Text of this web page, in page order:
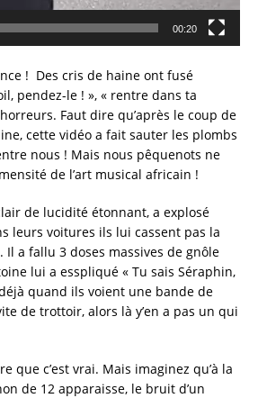
00:20
! Des cris de haine ont fusé
pendez-le ! », « rentre dans ta
Faut dire qu’après le coup de
cette vidéo a fait sauter les plombs
nous ! Mais nous pêquenots ne
de l’art musical africain !
de lucidité étonnant, a explosé
leurs voitures ils lui cassent pas la
Il a fallu 3 doses massives de gnôle
lui a esspliqué « Tu sais Séraphin,
quand ils voient une bande de
de trottoir, alors là y’en a pas un qui
que c’est vrai. Mais imaginez qu’à la
de 12 apparaisse, le bruit d’un